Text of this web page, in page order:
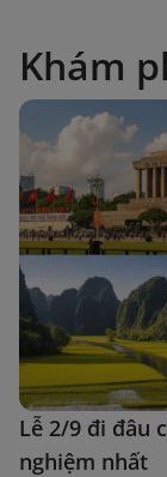
Khám
Lễ 2/9 đi đâu
nghiệm nhất